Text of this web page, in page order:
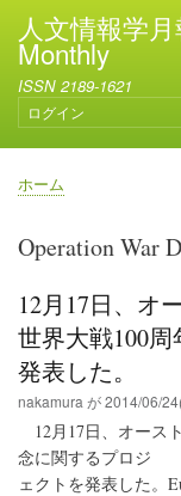
人文情報学
Monthly
ISSN 2189-1621
ユ
ー
ザ
ー
カ
ン
ト
メ
ニ
ュ
ー
ログイン
パ
く
ホーム
Operation War
12月17日、オ
世界大戦100
発表した。
nakamura が2014/06/
12月17日、オース
念に関するプロジ
ェクトを発表した。